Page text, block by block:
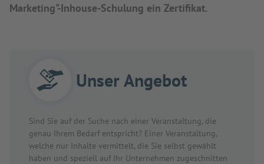
Marketing"-Inhouse-Schulung ein Zertifikat.
Unser Angebot
Sind Sie auf der Suche nach einer Veranstaltung, die
genau Ihrem Bedarf entspricht? Einer Veranstaltung,
welche nur Inhalte vermittelt, die Sie selbst gewählt
haben und speziell auf Ihr Unternehmen zugeschnitten